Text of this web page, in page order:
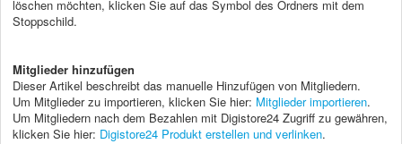
löschen möchten, klicken Sie auf das Symbol des Ordners mit dem
Stoppschild.
Mitglieder hinzufügen
Dieser Artikel beschreibt das manuelle Hinzufügen von Mitgliedern.
Um Mitglieder zu importieren, klicken Sie hier: Mitglieder importieren.
Um Mitgliedern nach dem Bezahlen mit Digistore24 Zugriff zu gewähren,
klicken Sie hier: Digistore24 Produkt erstellen und verlinken.